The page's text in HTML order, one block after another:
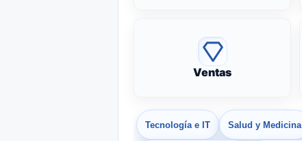
Ventas
Tecnología e IT Salud y Medicina